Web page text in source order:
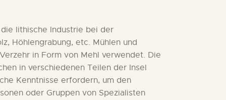
lithische Industrie bei der
Höhlengrabung, etc. Mühlen und
in Form von Mehl verwendet. Die
in verschiedenen Teilen der Insel
Kenntnisse erfordern, um den
oder Gruppen von Spezialisten